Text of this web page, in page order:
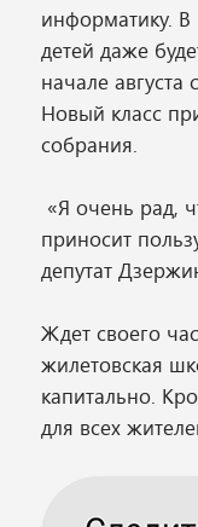
информатику.
детей даже
начале августа
Новый класс
собрания.
«Я очень рад,
приносит
депутат
Ждет своего
жилетовская
капитально.
для всех